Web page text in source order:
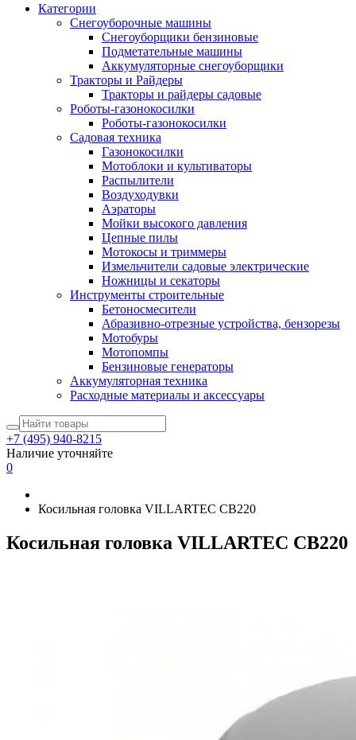
Категории
Снегоуборочные машины
Снегоуборщики бензиновые
Подметательные машины
Аккумуляторные снегоуборщики
Тракторы и Райдеры
Тракторы и райдеры садовые
Роботы-газонокосилки
Роботы-газонокосилки
Садовая техника
Газонокосилки
Мотоблоки и культиваторы
Распылители
Воздуходувки
Аэраторы
Мойки высокого давления
Цепные пилы
Мотокосы и триммеры
Измельчители садовые электрические
Ножницы и секаторы
Инструменты строительные
Бетоносмесители
Абразивно-отрезные устройства, бензорезы
Мотобуры
Мотопомпы
Бензиновые генераторы
Аккумуляторная техника
Расходные материалы и аксессуары
+7 (495) 940-8215
Наличие уточняйте
0
Косильная головка VILLARTEC CB220
Косильная головка VILLARTEC CB220